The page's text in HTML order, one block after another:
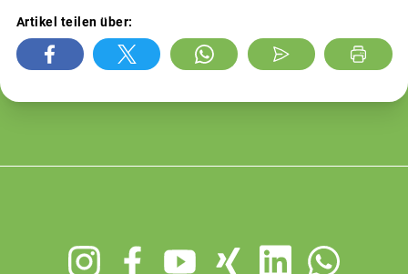
Artikel teilen über: